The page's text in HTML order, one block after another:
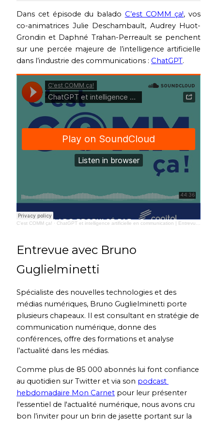
English
Contact
Dans cet épisode du balado C’est COMM ça!, vos
co-animatrices Julie Deschambault, Audrey Huot-
Grondin et Daphné Trahan-Perreault se penchent
sur une percée majeure de l’intelligence artificielle
dans l’industrie des communications : ChatGPT.
C'est COMM ça! · ChatGPT et intelligence artificielle en communication | Entrevue avec Bruno Guglielminetti
Entrevue avec Bruno
Guglielminetti
Spécialiste des nouvelles technologies et des
médias numériques, Bruno Guglielminetti porte
plusieurs chapeaux. Il est consultant en stratégie de
communication numérique, donne des
conférences, offre des formations et analyse
l’actualité dans les médias.
Comme plus de 85 000 abonnés lui font confiance
au quotidien sur Twitter et via son podcast
hebdomadaire Mon Carnet pour leur présenter
l'essentiel de l'actualité numérique, nous avons cru
bon l’inviter pour un brin de jasette portant sur la